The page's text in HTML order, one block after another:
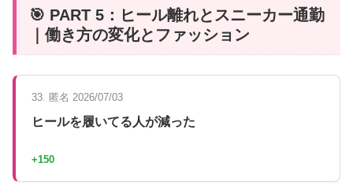
🎯 PART 5：ヒール離れとスニーカー通勤
｜働き方の変化とファッション
33. 匿名 2026/07/03
ヒールを履いてる人が減った
+150